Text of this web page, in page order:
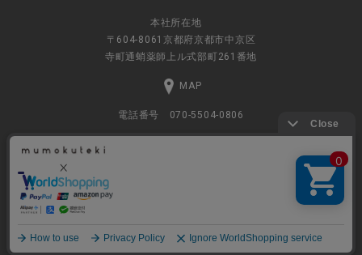
本社所在地
〒604-8061京都府京都市中京区
寺町通蛸薬師上ル式部町261番地
MAP
電話番号 070-5504-0806
営業時間 11:00～17:30（土日休業）
All rights Reserved.